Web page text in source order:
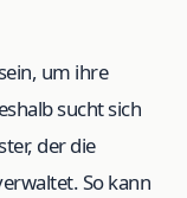
um ihre
sucht sich
der die
So kann